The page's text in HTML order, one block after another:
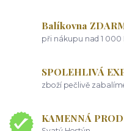
Balíkovna
při nákupu nad 1 000
SPOLEHLIVÁ
zboží pečlivě
KAMENNÁ